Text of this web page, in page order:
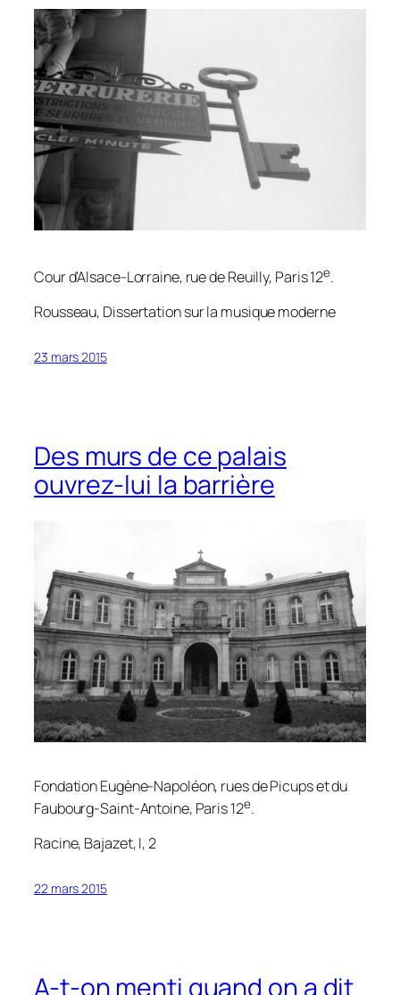
Cour d’Alsace-Lorraine, rue de Reuilly, Paris 12e.
Rousseau, Dissertation sur la musique moderne
23 mars 2015
Des murs de ce palais
ouvrez-lui la barrière
Fondation Eugène-Napoléon, rues de Picups et du
Faubourg-Saint-Antoine, Paris 12e.
Racine, Bajazet, I, 2
22 mars 2015
A-t-on menti quand on a dit